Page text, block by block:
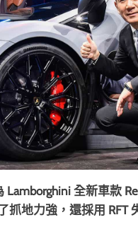
全新車款
抓地力強，還採用 RFT